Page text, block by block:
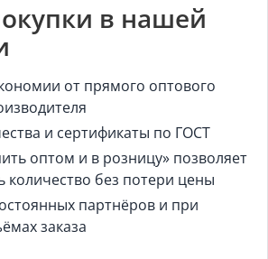
в нашей
от прямого оптового
и сертификаты по ГОСТ
оптом и в розницу» позволяет
количество без потери цены
партнёров и при
заказа